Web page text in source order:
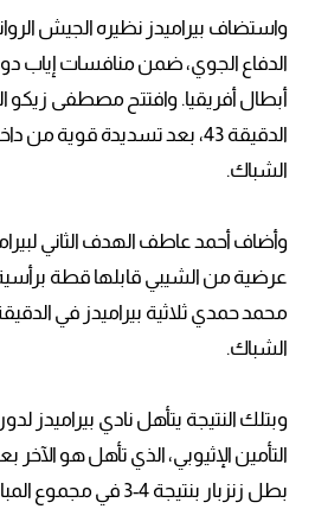
واستضاف بيراميدز نظيره الجيش
أبطال أفريقيا. وافتتح مصطفى زيكو
الدقيقة 43، بعد تسديدة
الشباك.
عرضية من الشيبي قابلها قطة
الشباك.
التأمين الإثيوبي، الذي تأهل هو الآخر
بطل زنزبار بنتيجة 4-3 في مجموع المباراتين.